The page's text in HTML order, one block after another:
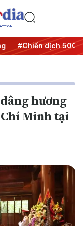
TTXVN
dịch 500 ngày
hương
Minh tại